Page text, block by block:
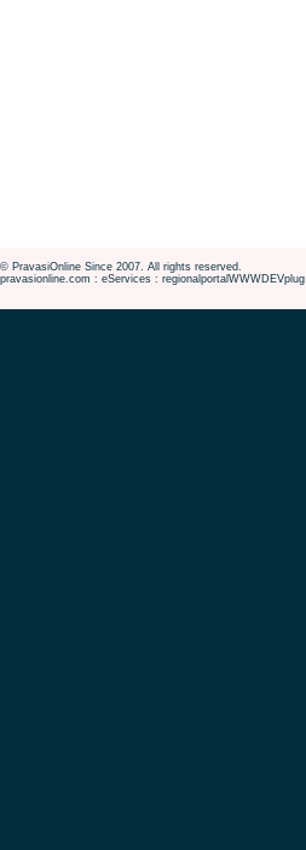
© PravasiOnline Since 2007. All rights reserved.
pravasionline.com : eServices : regionalportalWWWDEVplug